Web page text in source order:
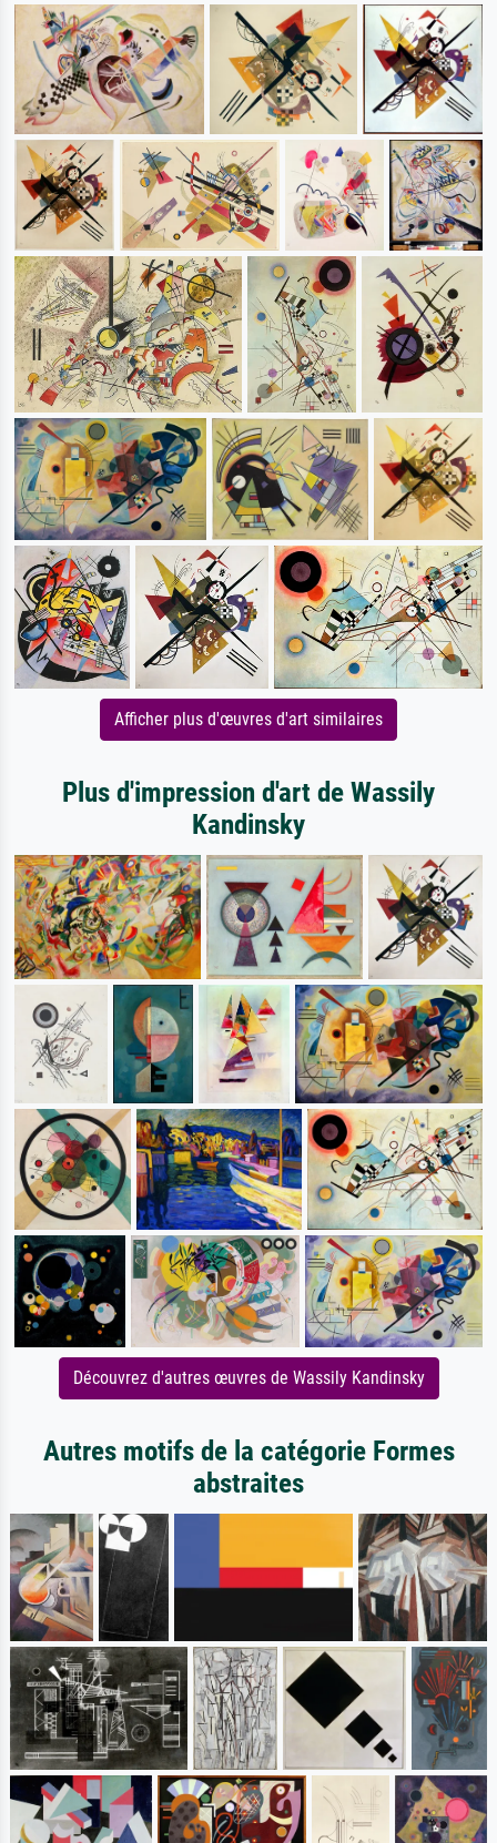
Afficher plus d'œuvres d'art similaires
Plus d'impression d'art de Wassily
Kandinsky
Découvrez d'autres œuvres de Wassily Kandinsky
Autres motifs de la catégorie Formes
abstraites